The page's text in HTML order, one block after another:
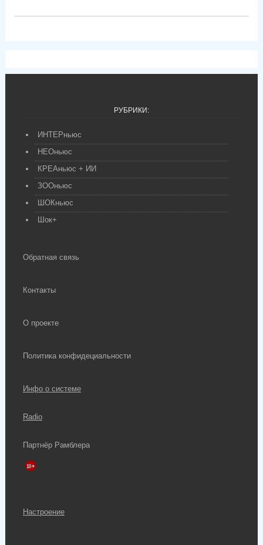
РУБРИКИ:
ИНТЕРньюс
НЕОньюс
КРЕАньюс + ИИ
ЗООньюс
ШОКньюс
Шок+
Обратная связь
Контакты
О проекте
Политика конфидециальности
Инфо о системе
Radio
Партнёр Рамблера
Настроение